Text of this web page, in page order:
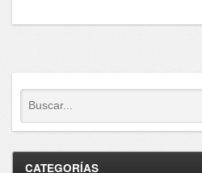
CATEGORÍAS